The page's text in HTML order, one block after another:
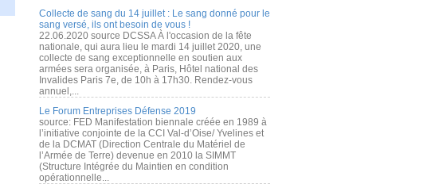
Collecte de sang du 14 juillet : Le sang donné pour le
sang versé, ils ont besoin de vous !
22.06.2020 source DCSSA À l'occasion de la fête
nationale, qui aura lieu le mardi 14 juillet 2020, une
collecte de sang exceptionnelle en soutien aux
armées sera organisée, à Paris, Hôtel national des
Invalides Paris 7e, de 10h à 17h30. Rendez-vous
annuel,...
Le Forum Entreprises Défense 2019
source: FED Manifestation biennale créée en 1989 à
l’initiative conjointe de la CCI Val-d’Oise/ Yvelines et
de la DCMAT (Direction Centrale du Matériel de
l’Armée de Terre) devenue en 2010 la SIMMT
(Structure Intégrée du Maintien en condition
opérationnelle...